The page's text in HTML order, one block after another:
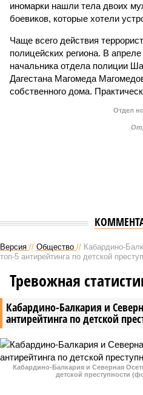
иномарки нашли тела двоих
боевиков, которые хотели
Чаще всего действия
полицейских региона. В
начальника отдела полиции
Дагестана Магомеда
собственного дома.
Отдел
Версия // Общество // Кабардино-
топ-5 антирейтинга по детской
Кабардино-Балкария и
антирейтинга по детской
Тревожная
Кабардино-Балкария и Северная
детской преступности